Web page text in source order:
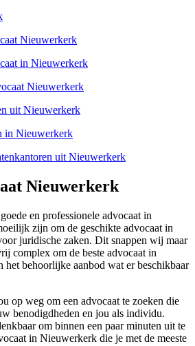
Nieuwerkerk
in Nieuwerkerk
Nieuwerkerk
uit Nieuwerkerk
in Nieuwerkerk
uit Nieuwerkerk
Nieuwerkerk
en professionele advocaat in
zijn om de geschikte advocaat in
juridische zaken. Dit snappen wij maar
complex om de beste advocaat in
behoorlijke aanbod wat er beschikbaar
op weg om een advocaat te zoeken die
benodigdheden en jou als individu.
om binnen een paar minuten uit te
in Nieuwerkerk die je met de meeste